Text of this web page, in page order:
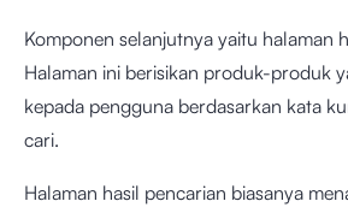
Komponen selanjutnya yaitu halaman
Halaman ini berisikan produk-produk
kepada pengguna berdasarkan kata
cari.
Halaman hasil pencarian biasanya